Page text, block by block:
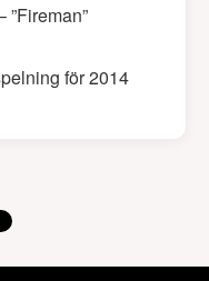
för 2014